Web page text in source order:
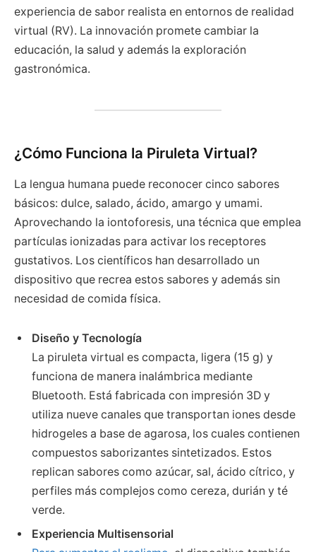
experiencia de sabor realista en entornos de realidad
virtual (RV). La innovación promete cambiar la
educación, la salud y además la exploración
gastronómica.
¿Cómo Funciona la Piruleta Virtual?
La lengua humana puede reconocer cinco sabores
básicos: dulce, salado, ácido, amargo y umami.
Aprovechando la iontoforesis, una técnica que emplea
partículas ionizadas para activar los receptores
gustativos. Los científicos han desarrollado un
dispositivo que recrea estos sabores y además sin
necesidad de comida física.
Diseño y Tecnología
La piruleta virtual es compacta, ligera (15 g) y
funciona de manera inalámbrica mediante
Bluetooth. Está fabricada con impresión 3D y
utiliza nueve canales que transportan iones desde
hidrogeles a base de agarosa, los cuales contienen
compuestos saborizantes sintetizados. Estos
replican sabores como azúcar, sal, ácido cítrico, y
perfiles más complejos como cereza, durián y té
verde.
Experiencia Multisensorial